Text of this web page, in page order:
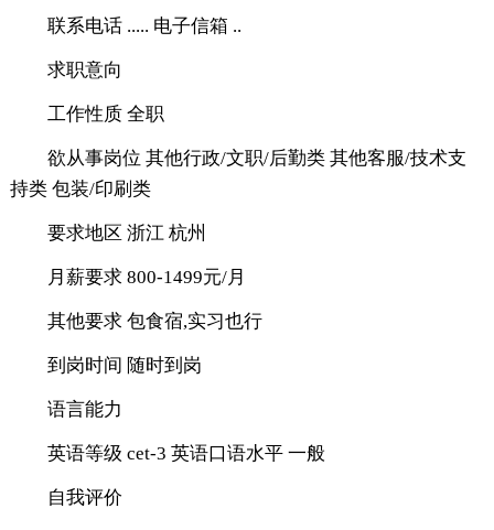
联系电话 ..... 电子信箱 ..
求职意向
工作性质 全职
欲从事岗位 其他行政/文职/后勤类 其他客服/技术支
持类 包装/印刷类
要求地区 浙江 杭州
月薪要求 800-1499元/月
其他要求 包食宿,实习也行
到岗时间 随时到岗
语言能力
英语等级 cet-3 英语口语水平 一般
自我评价